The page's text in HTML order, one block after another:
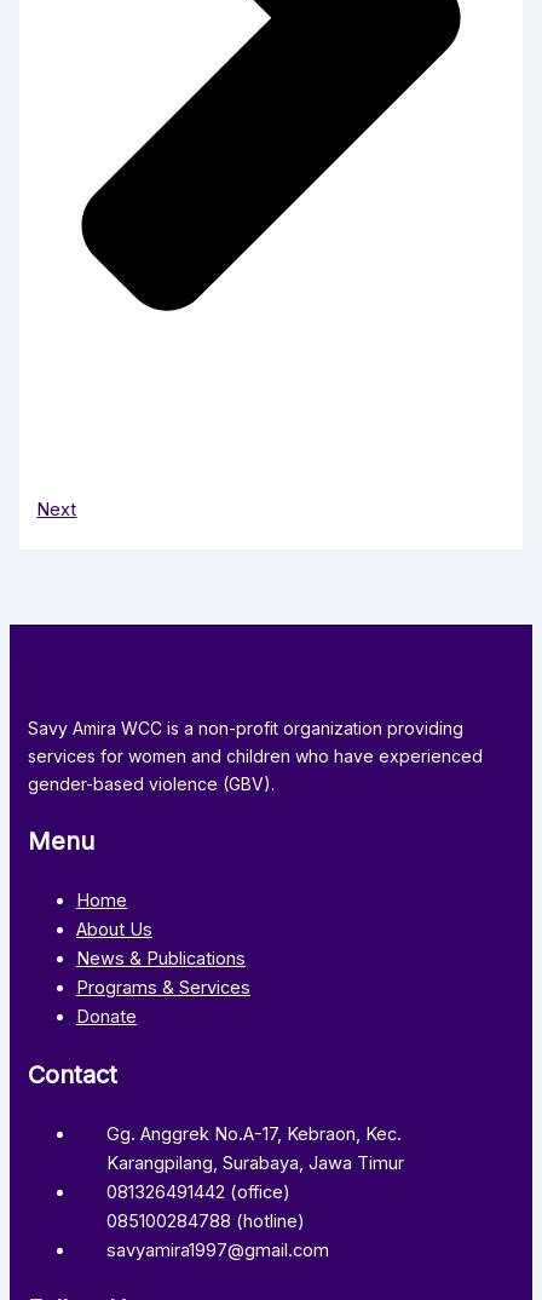
Next
Savy Amira WCC is a non-profit organization providing
services for women and children who have experienced
gender-based violence (GBV).
Menu
Home
About Us
News & Publications
Programs & Services
Donate
Contact
Gg. Anggrek No.A-17, Kebraon, Kec.
Karangpilang, Surabaya, Jawa Timur
081326491442 (office)
085100284788 (hotline)
savyamira1997@gmail.com